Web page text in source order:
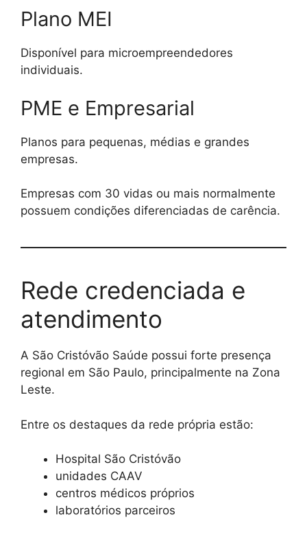
Plano MEI
Disponível para microempreendedores
individuais.
PME e Empresarial
Planos para pequenas, médias e grandes
empresas.
Empresas com 30 vidas ou mais normalmente
possuem condições diferenciadas de carência.
Rede credenciada e
atendimento
A São Cristóvão Saúde possui forte presença
regional em São Paulo, principalmente na Zona
Leste.
Entre os destaques da rede própria estão:
Hospital São Cristóvão
unidades CAAV
centros médicos próprios
laboratórios parceiros